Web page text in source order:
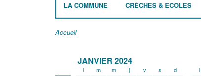
LA COMMUNE CRÈCHES & ECOLES
Accueil
JANVIER 2024
l m m j v s d l